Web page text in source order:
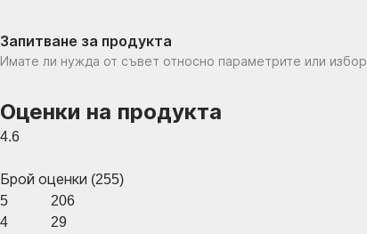
Запитване за продукта
Имате ли нужда от съвет относно параметрите или
Оценки на продукта
4.6
Брой оценки (255)
5
206
4
29